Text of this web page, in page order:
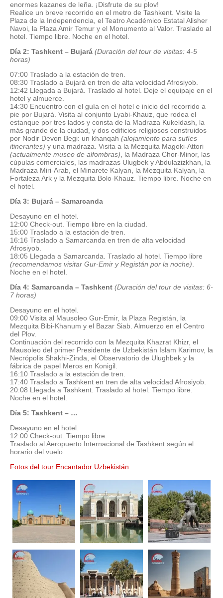
enormes kazanes de leña. ¡Disfrute de su plov!
Realice un breve recorrido en el metro de Tashkent. Visite la
Plaza de la Independencia, el Teatro Académico Estatal Alisher
Navoi, la Plaza Amir Temur y el Monumento al Valor. Traslado al
hotel. Tiempo libre. Noche en el hotel.
Día 2: Tashkent – Bujará (Duración del tour de visitas: 4-5
horas)
07:00 Traslado a la estación de tren.
08:30 Traslado a Bujará en tren de alta velocidad Afrosiyob.
12:42 Llegada a Bujará. Traslado al hotel. Deje el equipaje en el
hotel y almuerce.
14:30 Encuentro con el guía en el hotel e inicio del recorrido a
pie por Bujará. Visita al conjunto Lyabi-Khauz, que rodea el
estanque por tres lados y consta de la Madraza Kukeldash, la
más grande de la ciudad, y dos edificios religiosos construidos
por Nodir Devon Begi: un khanqah (alojamiento para sufíes
itinerantes) y una madraza. Visita a la Mezquita Magoki-Attori
(actualmente museo de alfombras) , la Madraza Chor-Minor, las
cúpulas comerciales, las madrazas Ulugbek y Abdulazizkhan, la
Madraza Miri-Arab, el Minarete Kalyan, la Mezquita Kalyan, la
Fortaleza Ark y la Mezquita Bolo-Khauz. Tiempo libre. Noche en
el hotel.
Día 3: Bujará – Samarcanda
Desayuno en el hotel.
12:00 Check-out. Tiempo libre en la ciudad.
15:00 Traslado a la estación de tren.
16:16 Traslado a Samarcanda en tren de alta velocidad
Afrosiyob.
18:05 Llegada a Samarcanda. Traslado al hotel. Tiempo libre
(recomendamos visitar Gur-Emir y Registán por la noche)
Noche en el hotel.
Día 4: Samarcanda – Tashkent (Duración del tour de visitas: 6-
7 horas)
Desayuno en el hotel.
09:00 Visita al Mausoleo Gur-Emir, la Plaza Registán, la
Mezquita Bibi-Khanum y el Bazar Siab. Almuerzo en el Centro
del Plov.
Continuación del recorrido con la Mezquita Khazrat Khizr, el
Mausoleo del primer Presidente de Uzbekistán Islam Karimov, la
Necrópolis Shakhi-Zinda, el Observatorio de Ulughbek y la
fábrica de papel Meros en Konigil.
16:10 Traslado a la estación de tren.
17:40 Traslado a Tashkent en tren de alta velocidad Afrosiyob.
20:08 Llegada a Tashkent. Traslado al hotel. Tiempo libre.
Noche en el hotel.
Día 5: Tashkent – …
Desayuno en el hotel.
12:00 Check-out. Tiempo libre.
Traslado al Aeropuerto Internacional de Tashkent según el
horario del vuelo.
Fotos del tour Encantador Uzbekistán